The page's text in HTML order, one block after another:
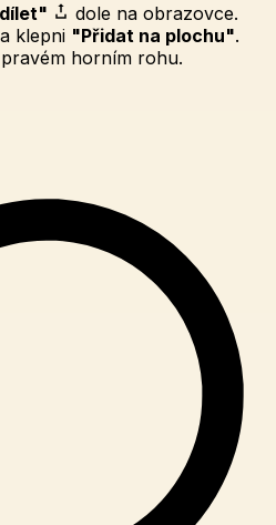
dole na obrazovce.
klepni "Přidat na plochu".
horním rohu.